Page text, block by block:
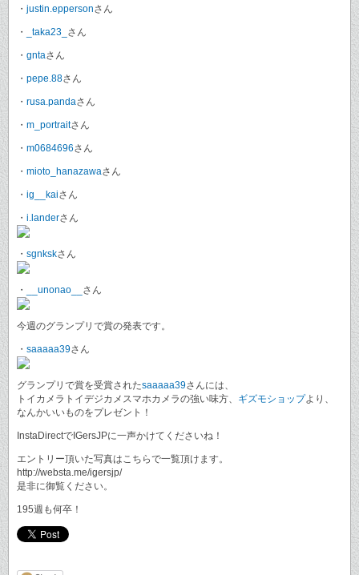
・ justin.eppersonさん
・ _taka23_ さん
・ gntaさん
・ pepe.88さん
・ rusa.pandaさん
・ m_portraitさん
・ m0684696さん
・ mioto_hanazawaさん
・ ig__kaiさん
・ i.landerさん
・ sgnkskさん
・ __unonao__ さん
今週のグランプリで賞の発表です。
・ saaaaa39さん
グランプリで賞を受賞されたsaaaaa39さんには、
トイカメラトイデジカメスマホカメラの強い味方、 ギズモショップより、
なんかいいものをプレゼント！
InstaDirectでIGersJPに一声かけてくださいね！
エントリー頂いた写真はこちらで一覧頂けます。
http://websta.me/igersjp/
是非に御覧ください。
195週も何卒！